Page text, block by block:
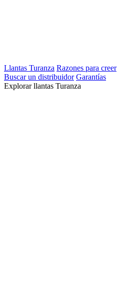
Llantas Turanza Razones para creer
Buscar un distribuidor Garantías
Explorar llantas Turanza